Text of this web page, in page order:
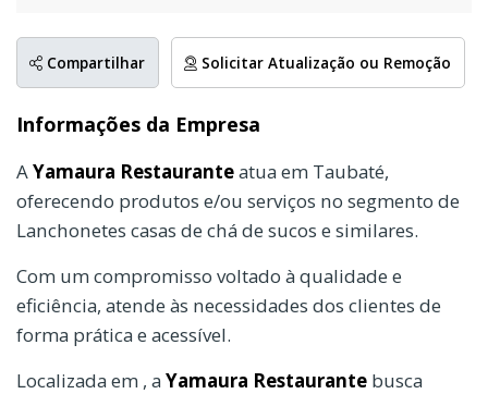
Compartilhar Solicitar Atualização ou Remoção
Informações da Empresa
A Yamaura Restauranteatua em Taubaté,
oferecendo produtos e/ou serviços no segmento de
Lanchonetes casas de chá de sucos e similares.
Com um compromisso voltado à qualidade e
eficiência, atende às necessidades dos clientes de
forma prática e acessível.
Localizada em , a Yamaura Restaurante busca